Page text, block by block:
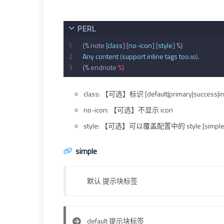
PERL
1
2
3
{% note [class] [no-icon] [style] %}
Anycontent (supportinlinetagstoo.io).
{% endnote %}
class: 【可选】标识
no-icon: 【可选】不显示 icon
style: 【可选】可以覆盖配置中的 style
simple
默认 提示块标签
default 提示块标签